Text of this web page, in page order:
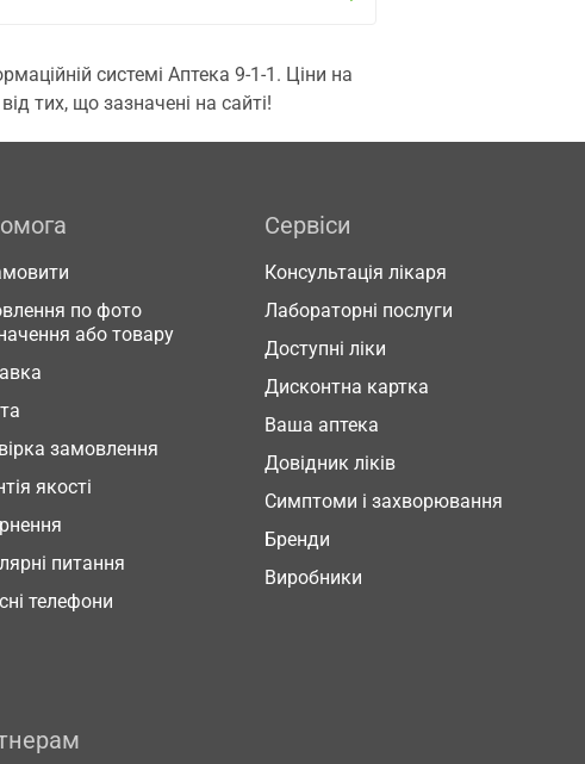
системі Аптека 9-1-1. Ціни на
тих, що зазначені на сайті!
по фото
або товару
замовлення
якості
питання
телефони
Сервіси
Консультація лікаря
Лабораторні послуги
Доступні ліки
Дисконтна картка
Ваша аптека
Довідник ліків
Симптоми і захворювання
Бренди
Виробники